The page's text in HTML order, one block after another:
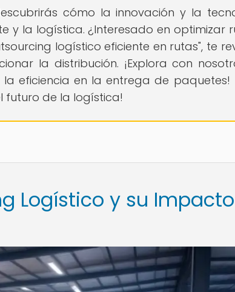
cómo la innovación y la
y la logística. ¿Interesado en optimizar
logístico eficiente en rutas", te
la distribución. ¡Explora con
eficiencia en la entrega de paquetes!
futuro de la logística!
Logístico y su